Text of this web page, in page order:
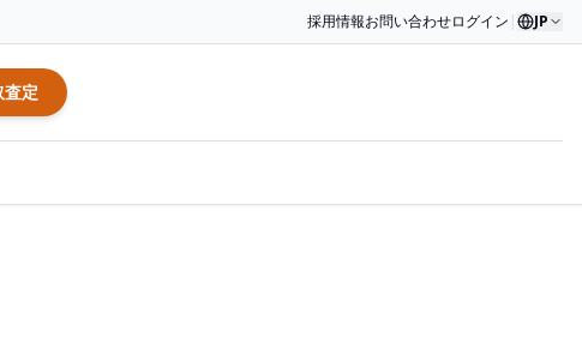
採用情報お問い合わせログイン | JP
定